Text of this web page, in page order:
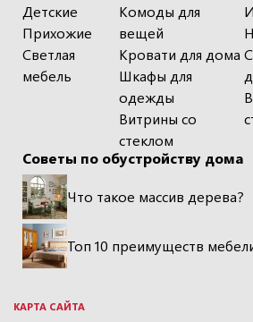
Детские
Прихожие
Светлая
мебель
Комоды для
вещей
Кровати для дома
Шкафы для
одежды
Витрины со
стеклом
Советы по обустройству дома
Что такое массив дерева?
Топ 10 преимуществ
КАРТА САЙТА